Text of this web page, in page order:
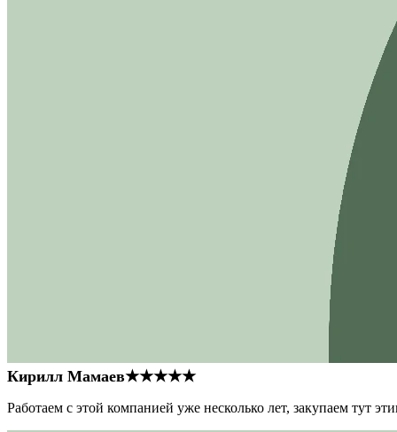
Кирилл Мамаев★★★★★
Работаем с этой компанией уже несколько лет, закупаем тут